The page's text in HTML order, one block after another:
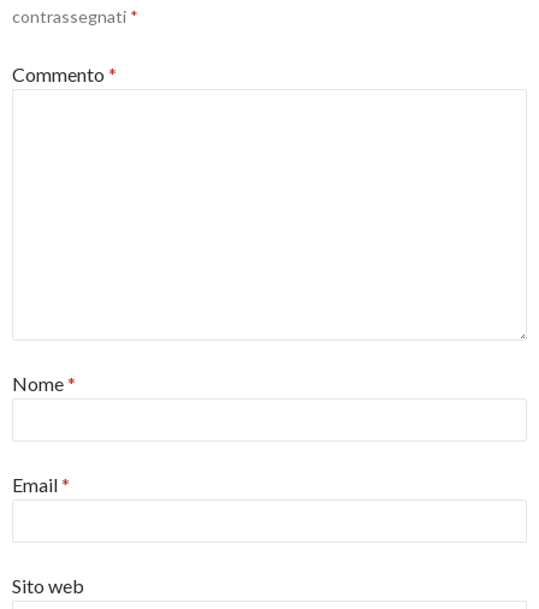
contrassegnati *
Commento *
Nome*
Email*
Sito web